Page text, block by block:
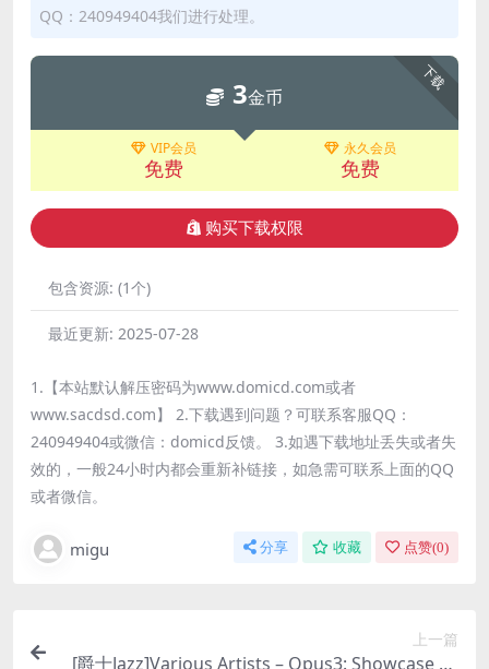
QQ：240949404我们进行处理。
下载
3金币
VIP会员
免费
永久会员
免费
购买下载权限
包含资源: (1个)
最近更新: 2025-07-28
1.【本站默认解压密码为www.domicd.com或者
www.sacdsd.com】 2.下载遇到问题？可联系客服QQ：
240949404或微信：domicd反馈。 3.如遇下载地址丢失或者失
效的，一般24小时内都会重新补链接，如急需可联系上面的QQ
或者微信。
migu 分享 收藏 点赞(0)
上一篇
[爵士Jazz]Various Artists – Opus3: Showcase 20